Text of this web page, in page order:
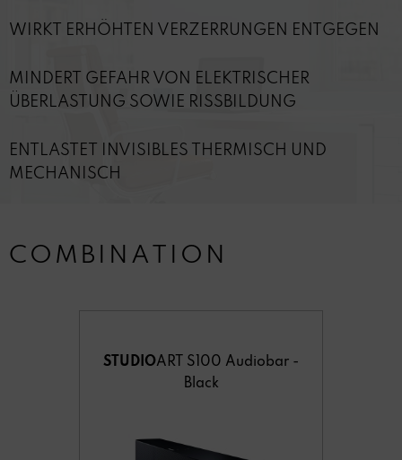
WIRKT ERHÖHTEN VERZERRUNGEN ENTGEGEN
MINDERT GEFAHR VON ELEKTRISCHER
ÜBERLASTUNG SOWIE RISSBILDUNG
ENTLASTET INVISIBLES THERMISCH UND
MECHANISCH
COMBINATION
STUDIOART S100 Audiobar -
Black